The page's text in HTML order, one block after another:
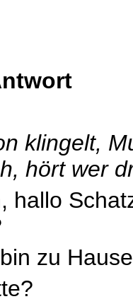
klingelt,
hört wer
hallo
zu